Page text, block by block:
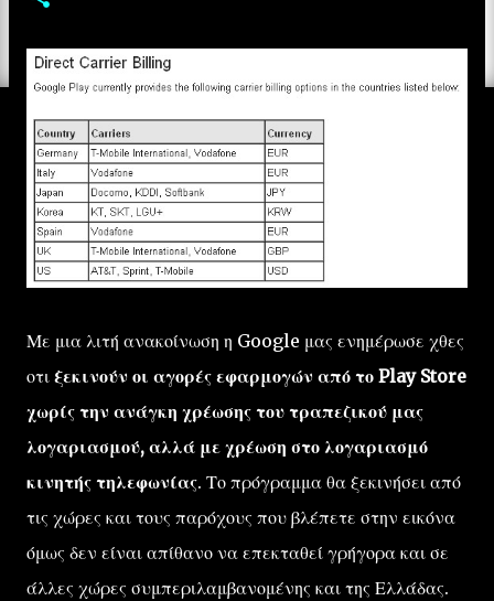
Με μια λιτή ανακοίνωση η Google μας ενημέρωσε χθες
οτι ξεκινούν οι αγορές εφαρμογών από το Play Store
χωρίς την ανάγκη χρέωσης του τραπεζικού μας
λογαριασμού, αλλά με χρέωση στο λογαριασμό
κινητής τηλεφωνίας. Το πρόγραμμα θα ξεκινήσει από
τις χώρες και τους παρόχους που βλέπετε στην εικόνα
όμως δεν είναι απίθανο να επεκταθεί γρήγορα και σε
άλλες χώρες συμπεριλαμβανομένης και της Ελλάδας.